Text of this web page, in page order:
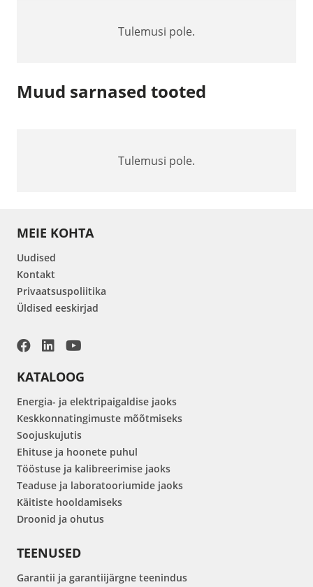
Tulemusi pole.
Muud sarnased tooted
Tulemusi pole.
MEIE KOHTA
Uudised
Kontakt
Privaatsuspoliitika
Üldised eeskirjad
KATALOOG
Energia- ja elektripaigaldise jaoks
Keskkonnatingimuste mõõtmiseks
Soojuskujutis
Ehituse ja hoonete puhul
Tööstuse ja kalibreerimise jaoks
Teaduse ja laboratooriumide jaoks
Käitiste hooldamiseks
Droonid ja ohutus
TEENUSED
Garantii ja garantiijärgne teenindus